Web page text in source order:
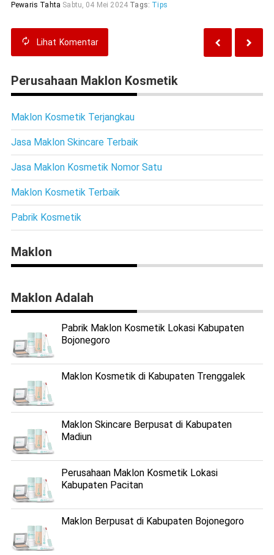
Pewaris Tahta Sabtu, 04 Mei 2024 Tags: Tips
Lihat Komentar
Perusahaan Maklon Kosmetik
Maklon Kosmetik Terjangkau
Jasa Maklon Skincare Terbaik
Jasa Maklon Kosmetik Nomor Satu
Maklon Kosmetik Terbaik
Pabrik Kosmetik
Maklon
Maklon Adalah
Pabrik Maklon Kosmetik Lokasi Kabupaten
Bojonegoro
Maklon Kosmetik di Kabupaten Trenggalek
Maklon Skincare Berpusat di Kabupaten
Madiun
Perusahaan Maklon Kosmetik Lokasi
Kabupaten Pacitan
Maklon Berpusat di Kabupaten Bojonegoro